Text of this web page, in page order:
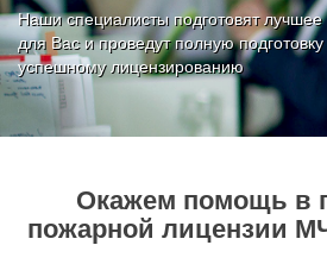
Наши специалисты подготовят
для Вас и проведут полную
успешному лицензированию
Окажем помощь в
пожарной лицензии